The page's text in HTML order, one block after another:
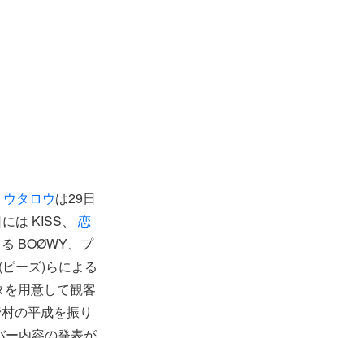
ウタロウは29日
は KISS、 恋
BOØWY、プ
(ピーズ)らによる
用意して観客
の平成を振り